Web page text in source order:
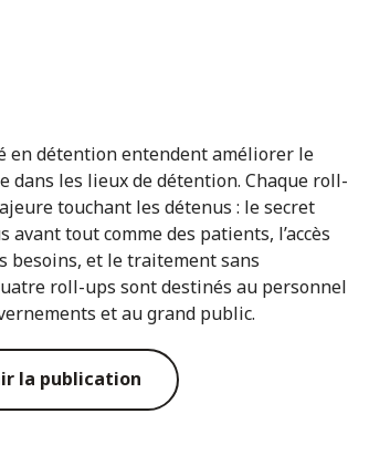
en détention entendent améliorer le
dans les lieux de détention. Chaque roll-
touchant les détenus : le secret
tout comme des patients, l’accès
besoins, et le traitement sans
roll-ups sont destinés au personnel
et au grand public.
la publication